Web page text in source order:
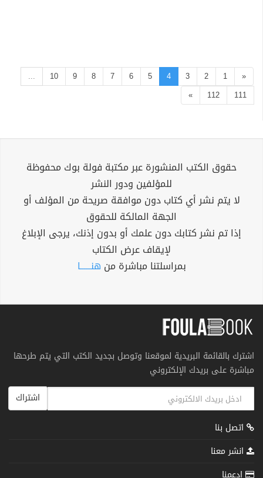
«
1
2
3
4
5
6
7
8
9
10
...
111
112
»
حقوق الكتب المنشورة عبر مكتبة فولة بوك محفوظة
للمؤلفين ودور النشر
لا يتم نشر أي كتاب دون موافقة صريحة من المؤلف أو
الجهة المالكة للحقوق
إذا تم نشر كتابك دون علمك أو بدون إذنك، يرجى الإبلاغ
لإيقاف عرض الكتاب
بمراسلتنا مباشرة من هنــــــا
اشترك بالقائمة البريدية لموقعنا وتوصل بجديد الكتب التي يتم طرحها
مباشرة على بريدك الإلكتروني
اشتراك
اتصل بنا
انشر معنا